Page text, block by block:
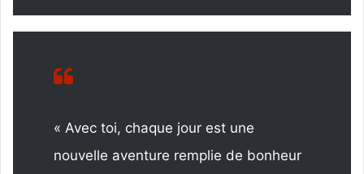
« Avec toi, chaque jour est une
nouvelle aventure remplie de bonheur